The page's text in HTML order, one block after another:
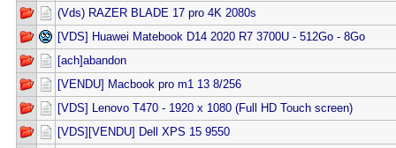
(Vds) RAZER BLADE 17 pro 4K 2080s
[VDS] Huawei Matebook D14 2020 R7 3700U - 512Go - 8Go
[ach]abandon
[VENDU] Macbook pro m1 13 8/256
[VDS] Lenovo T470 - 1920 x 1080 (Full HD Touch screen)
[VDS][VENDU] Dell XPS 15 9550